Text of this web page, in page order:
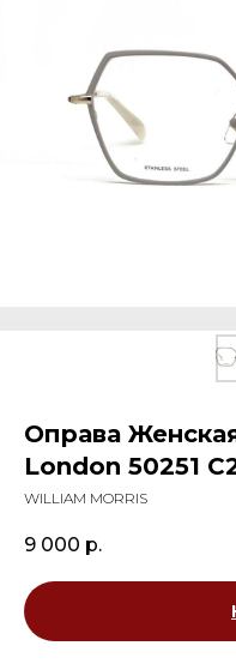
Оправа
London 50251
WILLIAM MORRIS
9 000 р.